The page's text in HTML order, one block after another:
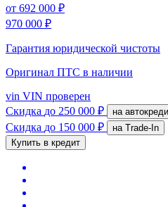
от 692 000 ₽
970 000 ₽
Гарантия юридической чистоты
Оригинал ПТС в наличии
vin VIN проверен
Скидка до 250 000 ₽ на
Скидка до 150 000 ₽
на Trade-In
Купить в кредит